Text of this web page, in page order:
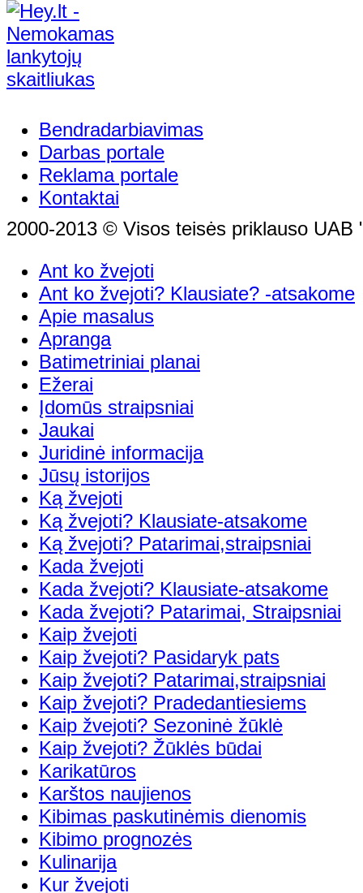
Bendradarbiavimas
Darbas portale
Reklama portale
Kontaktai
2000-2013 © Visos teisės priklauso UAB
Ant ko žvejoti
Ant ko žvejoti? Klausiate? -atsakome
Apie masalus
Apranga
Batimetriniai planai
Ežerai
Įdomūs straipsniai
Jaukai
Juridinė informacija
Jūsų istorijos
Ką žvejoti
Ką žvejoti? Klausiate-atsakome
Ką žvejoti? Patarimai,straipsniai
Kada žvejoti
Kada žvejoti? Klausiate-atsakome
Kada žvejoti? Patarimai, Straipsniai
Kaip žvejoti
Kaip žvejoti? Pasidaryk pats
Kaip žvejoti? Patarimai,straipsniai
Kaip žvejoti? Pradedantiesiems
Kaip žvejoti? Sezoninė žūklė
Kaip žvejoti? Žūklės būdai
Karikatūros
Karštos naujienos
Kibimas paskutinėmis dienomis
Kibimo prognozės
Kulinarija
Kur žvejoti